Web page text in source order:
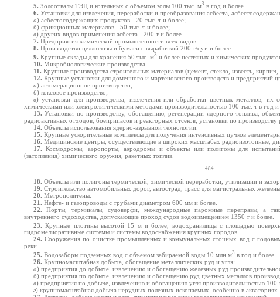
5. Золоотвалы ТЭЦ и котельных с объемом золы 100 тыс. м3 в год и более.
6. Установки для извлечения, переработки и преобразования асбеста,
а) асбестосодержащих продуктов - 20 тыс. т и более;
б) фрикционных материалов - 50 тыс. т и более;
в) других видов применения асбеста - 200 т и более.
7. Предприятия химической промышленности всех видов.
8. Производство целлюлозы и бумаги с выработкой 200 т/сут. и более.
9. Крупные склады для хранения 50 тыс. м3 и более нефтяных и химических
10. Микробиологические производства.
11. Крупные производства строительных материалов (цемент, стекло, известь, кирпич,
12. Крупные установки для доменного и мартеновского производств и предприятий
а) агломерационное производство;
б) коксовое производство;
в) установки для производства, извлечения или обработки цветных металлов, их
химическими или электролитическими методами производительностью 100 тыс. т в год и
13. Установки по производству, обогащению, регенерации ядерного топлива,
радиоактивных отходов, боеприпасов и реакторных отсеков; установки по производству
14. Объекты использования ядерно-взрывной технологии.
15. Крупные ускорительные комплексы для получения интенсивных пучков
16. Медицинские центры, осуществляющие в широких масштабах радиоизотопные,
17. Космодромы, аэропорты, аэродромы и объекты или полигоны для
(затопления) химического оружия, ракетных топлив.
484
18. Объекты или полигоны термической, химической переработки, утилизации и
19. Строительство автомобильных дорог, автострад, трасс для магистральных
20. Метрополитены.
21. Нефте- и газопроводы с трубами диаметром 600 мм и более.
22. Порты, терминалы, судоверфи, международные паромные переправы, а
внутреннего судоходства, допускающие проход судов водоизмещением 1350 т и более.
23.
Крупные плотины высотой 15 м и более, водохранилища с площадью
гидромелиоративные системы и системы водоснабжения крупных городов.
24. Сооружения по очистке промышленных и коммунальных сточных вод с
реки.
25. Водозаборы подземных вод с объемом забираемой воды 10 млн м3 в год и более.
26. Крупномасштабная добыча, обогащение металлических руд и угля:
а) предприятия до добыче, извлечению и обогащению железных руд
б) предприятия по добыче, извлечению и обогащению руд цветных металлов
в) предприятия по добыче, извлечению и обогащению угля производительностью 100
г) крупномасштабная добыча нерудных полезных ископаемых, особенно в акваториях.